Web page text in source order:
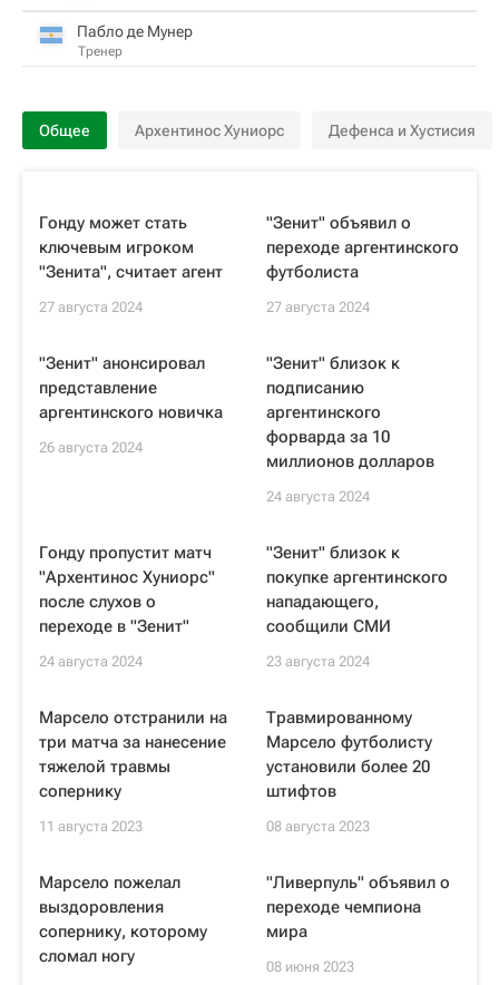
Пабло де Мунер
Тренер
Общее Архентинос Хуниорс Дефенса и Хустисия
Гонду может стать
ключевым игроком
"Зенита", считает агент
27 августа 2024
"Зенит" объявил о
переходе аргентинского
футболиста
27 августа 2024
"Зенит" анонсировал
представление
аргентинского новичка
26 августа 2024
"Зенит" близок к
подписанию
аргентинского
форварда за 10
миллионов долларов
24 августа 2024
Гонду пропустит матч
"Архентинос Хуниорс"
после слухов о
переходе в "Зенит"
24 августа 2024
"Зенит" близок к
покупке аргентинского
нападающего,
сообщили СМИ
23 августа 2024
Марсело отстранили на
три матча за нанесение
тяжелой травмы
сопернику
11 августа 2023
Травмированному
Марсело футболисту
установили более 20
штифтов
08 августа 2023
Марсело пожелал
выздоровления
сопернику, которому
сломал ногу
"Ливерпуль" объявил о
переходе чемпиона
мира
08 июня 2023